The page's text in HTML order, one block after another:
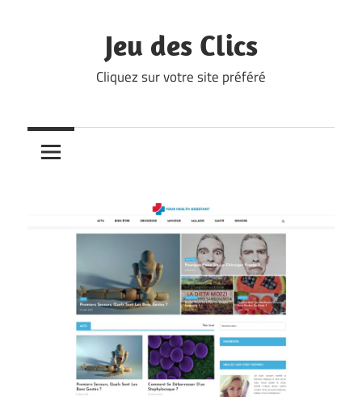
Jeu des Clics
Cliquez sur votre site préféré